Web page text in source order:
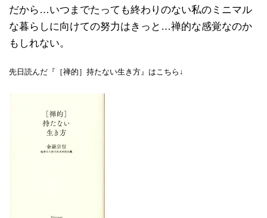
だから…いつまでたっても終わりのない私のミニマル
な暮らしに向けての努力はきっと…禅的な感覚なのか
もしれない。
先日読んだ『［禅的］持たない生き方』はこちら↓